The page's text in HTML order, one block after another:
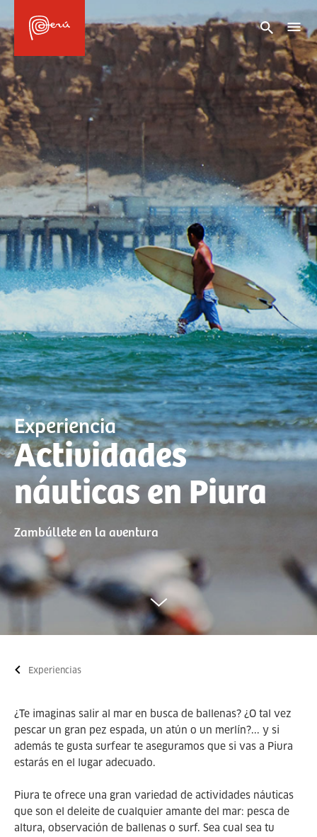
Experiencia
Actividades
náuticas en Piura
Zambúllete en la aventura
Experiencias
¿Te imaginas salir al mar en busca de ballenas? ¿O tal vez
pescar un gran pez espada, un atún o un merlín?... y si
además te gusta surfear te aseguramos que si vas a Piura
estarás en el lugar adecuado.
Piura te ofrece una gran variedad de actividades náuticas
que son el deleite de cualquier amante del mar: pesca de
altura, observación de ballenas o surf. Sea cual sea tu